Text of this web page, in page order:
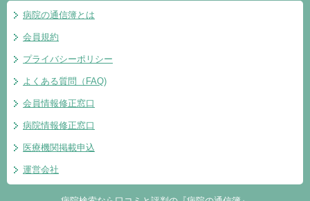
病院の通信簿とは
会員規約
プライバシーポリシー
よくある質問（FAQ)
会員情報修正窓口
病院情報修正窓口
医療機関掲載申込
運営会社